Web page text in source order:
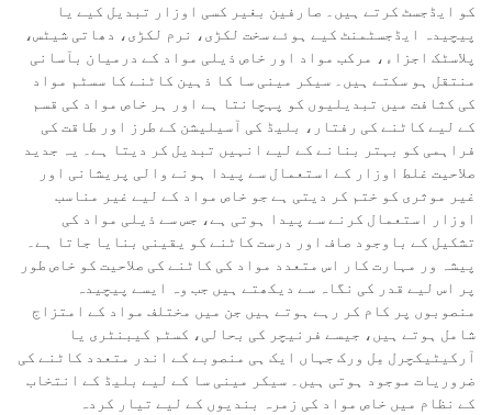
کو ایڈجسٹ کرتے ہیں۔ صارفین بغیر کسی اوزار تبدیل کیے یا
پیچیدہ ایڈجسٹمنٹ کیے ہوئے سخت لکڑی، نرم لکڑی، دھاتی شیٹس،
پلاسٹک اجزاء، مرکب مواد اور خاص ذیلی مواد کے درمیان بآسانی
منتقل ہو سکتے ہیں۔ سیکر مینی سا کا ذہین کاٹنے کا سسٹم مواد
کی کثافت میں تبدیلیوں کو پہچانتا ہے اور ہر خاص مواد کی قسم
کے لیے کاٹنے کی رفتار، بلیڈ کی آسیلیشن کے طرز اور طاقت کی
فراہمی کو بہتر بنانے کے لیے انہیں تبدیل کر دیتا ہے۔ یہ جدید
صلاحیت غلط اوزار کے استعمال سے پیدا ہونے والی پریشانی اور
غیر موثری کو ختم کر دیتی ہے جو خاص مواد کے لیے غیر مناسب
اوزار استعمال کرنے سے پیدا ہوتی ہے، جس سے ذیلی مواد کی
تشکیل کے باوجود صاف اور درست کاٹنے کو یقینی بنایا جاتا ہے۔
پیشہ ور مہارت کار اس متعدد مواد کی کاٹنے کی صلاحیت کو خاص طور
پر اس لیے قدر کی نگاہ سے دیکھتے ہیں جب وہ ایسے پیچیدہ
منصوبوں پر کام کر رہے ہوتے ہیں جن میں مختلف مواد کے امتزاج
شامل ہوتے ہیں، جیسے فرنیچر کی بحالی، کسٹم کیبنٹری یا
آرکیٹیکچرل مِل ورک جہاں ایک ہی منصوبے کے اندر متعدد کاٹنے کی
ضروریات موجود ہوتی ہیں۔ سیکر مینی سا کے لیے بلیڈ کے انتخاب
کے نظام میں خاص مواد کی زمرہ بندیوں کے لیے تیار کردہ